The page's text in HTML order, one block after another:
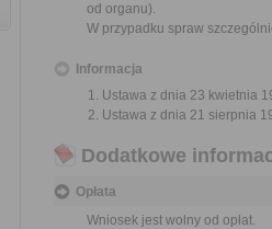
od organu).
W przypadku spraw
Informacja
Ustawa z dnia 23 kwietnia
Ustawa z dnia 21 sierpnia
Dodatkowe
Opłata
Wniosek jest wolny od opłat.